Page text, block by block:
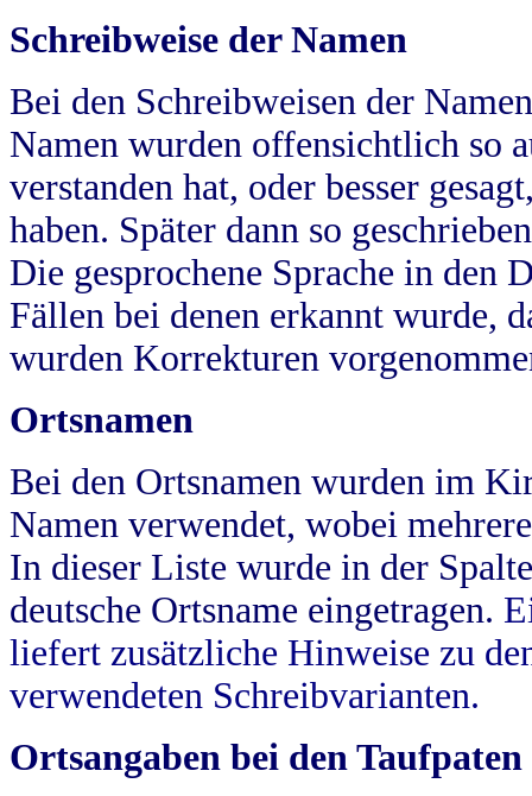
Schreibweise der Namen
Bei den Schreibweisen der
Namen wurden offensichtlich so
verstanden hat, oder besser
haben. Später dann so
Die gesprochene Sprache in
Fällen bei denen erkannt wurde,
wurden Korrekturen
Ortsnamen
Bei den Ortsnamen wurden im
Namen verwendet, wobei
In dieser Liste wurde in der
deutsche Ortsname eingetragen.
liefert zusätzliche Hinweise zu
verwendeten Schreibvarianten.
Ortsangaben bei den Taufpaten